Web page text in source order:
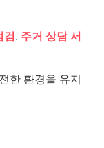
검
주거 상담 서
한 환경을 유지